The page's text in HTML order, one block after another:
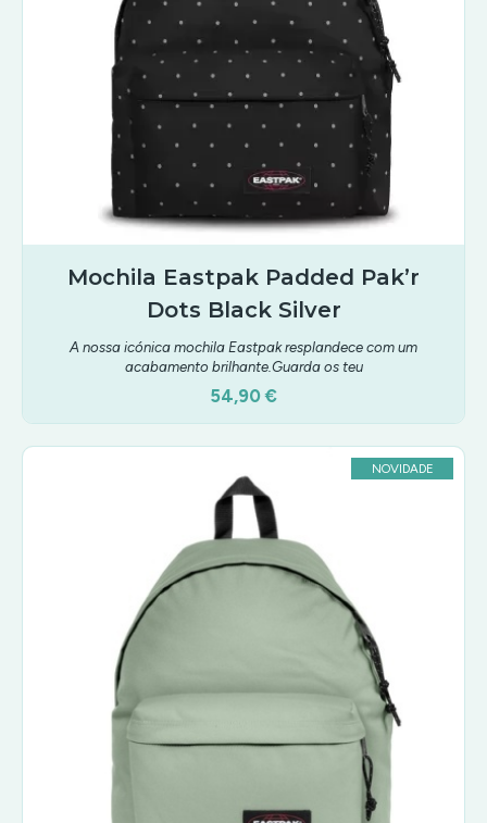
Mochila Eastpak Padded Pak’r
Dots Black Silver
A nossa icónica mochila Eastpak resplandece com um
acabamento brilhante.Guarda os teu
54,90 €
NOVIDADE